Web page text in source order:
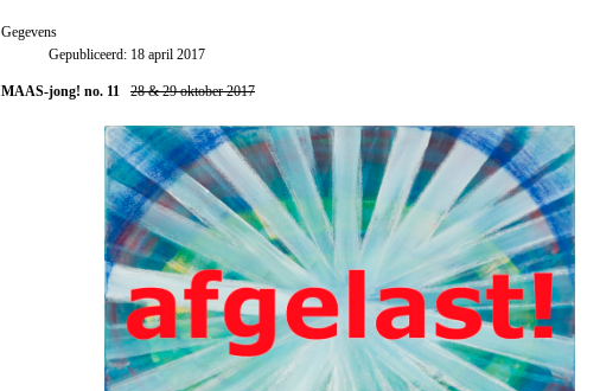
Gegevens
Gepubliceerd: 18 april 2017
MAAS-jong! no. 11 28 & 29 oktober 2017